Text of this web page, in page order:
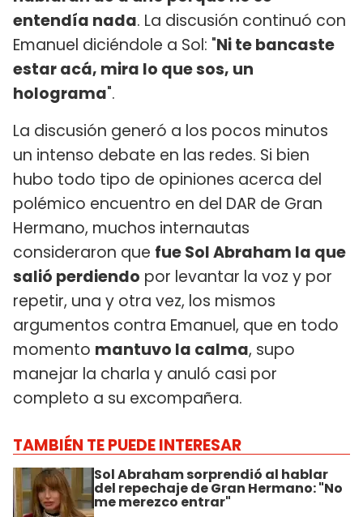
entendía nada. La discusión continuó con
Emanuel diciéndole a Sol: "Ni te bancaste
estar acá, mira lo que sos, un
holograma".
La discusión generó a los pocos minutos
un intenso debate en las redes. Si bien
hubo todo tipo de opiniones acerca del
polémico encuentro en del DAR de Gran
Hermano, muchos internautas
consideraron que fue Sol Abraham la que
salió perdiendo por levantar la voz y por
repetir, una y otra vez, los mismos
argumentos contra Emanuel, que en todo
momento mantuvo la calma, supo
manejar la charla y anuló casi por
completo a su excompañera.
TAMBIÉN TE PUEDE INTERESAR
Sol Abraham sorprendió al hablar
del repechaje de Gran Hermano: "No
me merezco entrar"